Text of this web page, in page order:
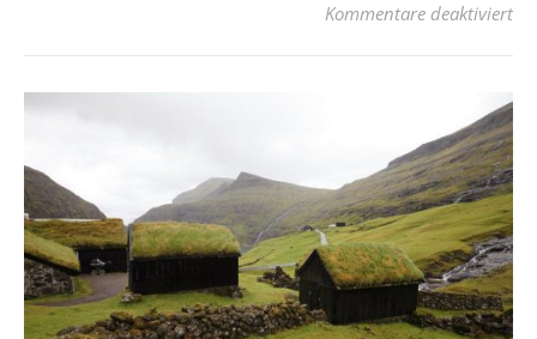
Kommentare deaktiviertfür